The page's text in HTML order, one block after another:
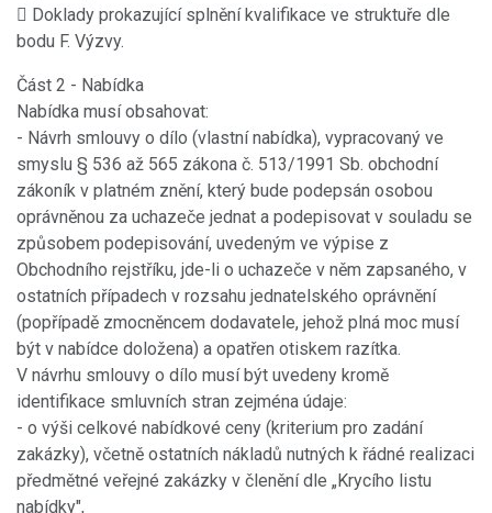
 Doklady prokazující splnění kvalifikace ve struktuře dle
bodu F. Výzvy.
Část 2 - Nabídka
Nabídka musí obsahovat:
- Návrh smlouvy o dílo (vlastní nabídka), vypracovaný ve
smyslu § 536 až 565 zákona č. 513/1991 Sb. obchodní
zákoník v platném znění, který bude podepsán osobou
oprávněnou za uchazeče jednat a podepisovat v souladu se
způsobem podepisování, uvedeným ve výpise z
Obchodního rejstříku, jde-li o uchazeče v něm zapsaného, v
ostatních případech v rozsahu jednatelského oprávnění
(popřípadě zmocněncem dodavatele, jehož plná moc musí
být v nabídce doložena) a opatřen otiskem razítka.
V návrhu smlouvy o dílo musí být uvedeny kromě
identifikace smluvních stran zejména údaje:
- o výši celkové nabídkové ceny (kriterium pro zadání
zakázky), včetně ostatních nákladů nutných k řádné realizaci
předmětné veřejné zakázky v členění dle „Krycího listu
nabídky",